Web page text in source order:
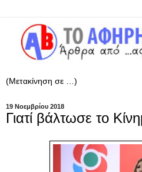
19 Νοεμβρίου 2018
Γιατί βάλτωσε το